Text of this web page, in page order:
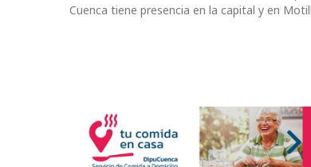
Cuenca tiene presencia en la capital y en